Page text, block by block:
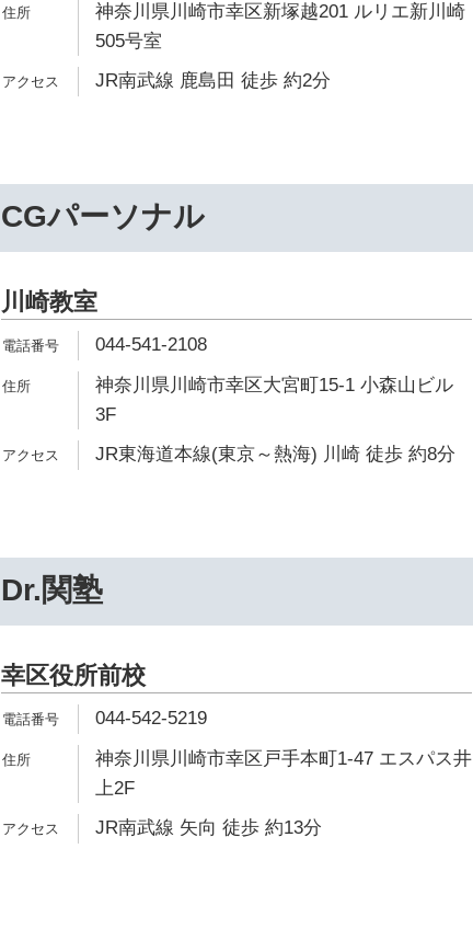
神奈川県川崎市幸区新塚越201 ルリエ新川崎
505号室
JR南武線 鹿島田 徒歩 約2分
CGパーソナル
川崎教室
044-541-2108
神奈川県川崎市幸区大宮町15-1 小森山ビル
3F
JR東海道本線(東京～熱海) 川崎 徒歩 約8分
Dr.関塾
幸区役所前校
044-542-5219
神奈川県川崎市幸区戸手本町1-47 エスパス井
上2F
JR南武線 矢向 徒歩 約13分